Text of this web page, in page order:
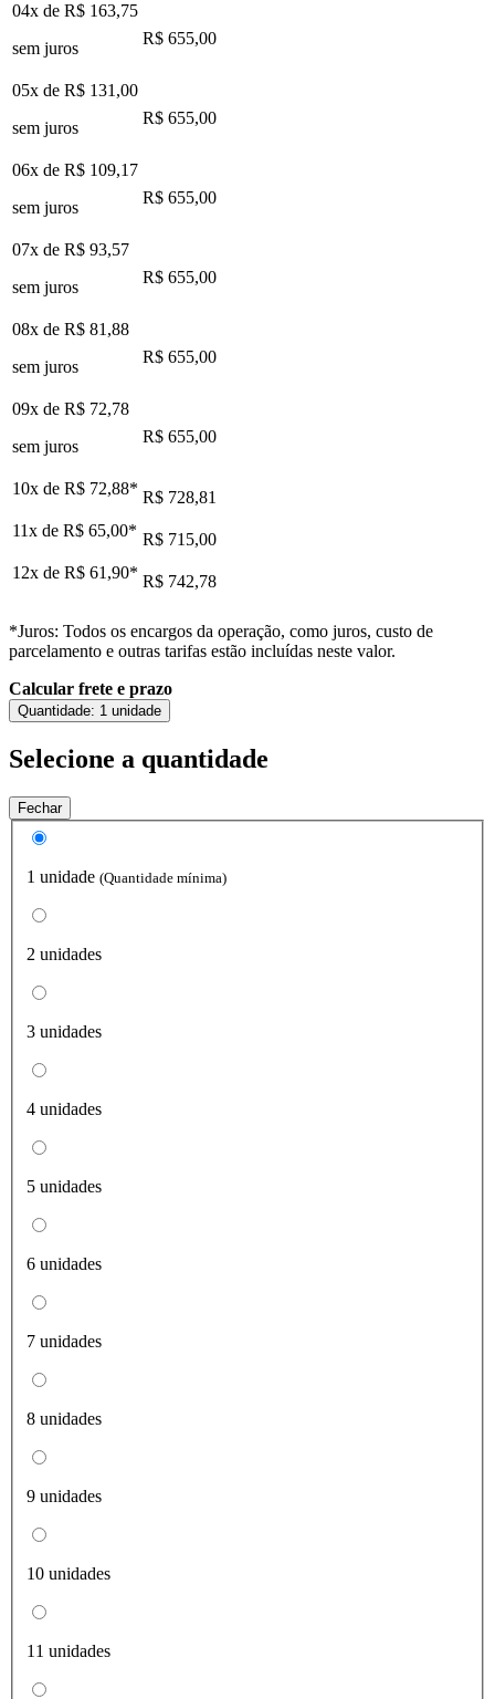
04x de R$ 163,75
sem juros
R$ 655,00
05x de R$ 131,00
sem juros
R$ 655,00
06x de R$ 109,17
sem juros
R$ 655,00
07x de R$ 93,57
sem juros
R$ 655,00
08x de R$ 81,88
sem juros
R$ 655,00
09x de R$ 72,78
sem juros
R$ 655,00
10x de R$ 72,88* R$ 728,81
11x de R$ 65,00* R$ 715,00
12x de R$ 61,90* R$ 742,78
*Juros: Todos os encargos da operação, como juros, custo de
parcelamento e outras tarifas estão incluídas neste valor.
Calcular frete e prazo
Quantidade: 1 unidade
Selecione a quantidade
Fechar
1 unidade (Quantidade mínima)
2 unidades
3 unidades
4 unidades
5 unidades
6 unidades
7 unidades
8 unidades
9 unidades
10 unidades
11 unidades